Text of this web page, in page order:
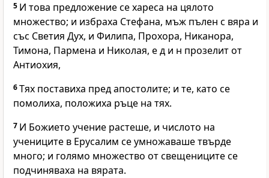
5 И това предложение се хареса на цялото
множество; и избраха Стефана, мъж пълен с вяра и
със Светия Дух, и Филипа, Прохора, Никанора,
Тимона, Пармена и Николая, е д и н прозелит от
Антиохия,
6Тях поставиха пред апостолите; и те, като се
помолиха, положиха ръце на тях.
7 И Божието учение растеше, и числото на
учениците в Ерусалим се умножаваше твърде
много; и голямо множество от свещениците се
подчиняваха на вярата.